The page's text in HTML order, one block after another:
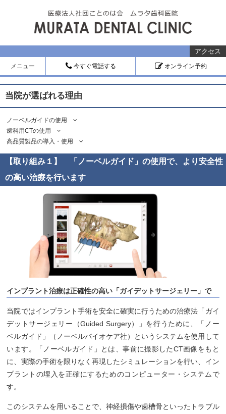
アクセス
メニュー 今すぐ電話する オンライン予約
当院が選ばれる理由
ノーベルガイドの使用
歯科用CTの使用
高品質製品の導入・使用
【取り組み１】 「ノーベルガイド」の使用で、より安全性
の高い治療を行います
インプラント治療は正確性の高い「ガイデットサージェリー」で
当院ではインプラント手術を安全に確実に行うための治療法「ガイ
デットサージェリー（Guided Surgery）」を行うために、「ノー
ベルガイド」（ノーベルバイオケア社）というシステムを使用して
います。「ノーベルガイド」とは、事前に撮影したCT画像をもと
に、実際の手術を限りなく再現したシミュレーションを行い、イン
プラントの埋入を正確にするためのコンピューター・システムで
す。
このシステムを用いることで、神経損傷や歯槽骨といったトラブル